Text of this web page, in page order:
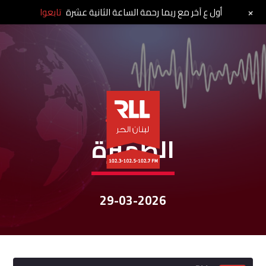
نشرات الأخبار
الظهيرة
29-03-2026
أول ع آخر مع ريما رحمة الساعة الثانية عشرة تابعوا +